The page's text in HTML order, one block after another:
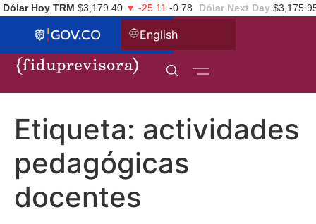
Dólar Hoy TRM $3,179.40 ▼ -25.11 -0.78 Dólar Next Day
English
Etiqueta: actividades
pedagógicas
docentes